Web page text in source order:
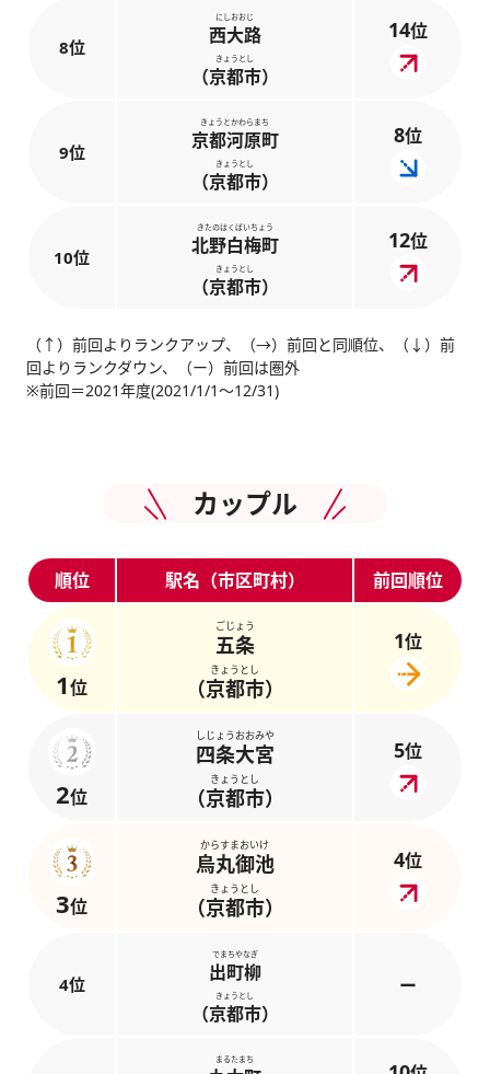
8位
にしおおじ
西大路
きょうとし
（京都市）
14位
9位
きょうとかわらまち
京都河原町
きょうとし
（京都市）
8位
10位
きたのはくばいちょう
北野白梅町
きょうとし
（京都市）
12位
（↑）前回よりランクアップ、（→）前回と同順位、（↓）前
回よりランクダウン、（ー）前回は圏外
※前回＝2021年度(2021/1/1～12/31)
カップル
順位 駅名（市区町村） 前回順位
1位
ごじょう
五条
きょうとし
（京都市）
1位
2位
しじょうおおみや
四条大宮
きょうとし
（京都市）
5位
3位
からすまおいけ
烏丸御池
きょうとし
（京都市）
4位
4位
でまちやなぎ
出町柳
きょうとし
（京都市）
ー
まるたまち